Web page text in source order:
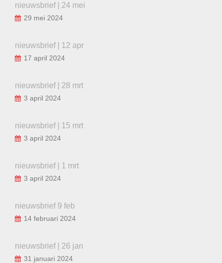
nieuwsbrief | 24 mei
29 mei 2024
nieuwsbrief | 12 apr
17 april 2024
nieuwsbrief | 28 mrt
3 april 2024
nieuwsbrief | 15 mrt
3 april 2024
nieuwsbrief | 1 mrt
3 april 2024
nieuwsbrief 9 feb
14 februari 2024
nieuwsbrief | 26 jan
31 januari 2024